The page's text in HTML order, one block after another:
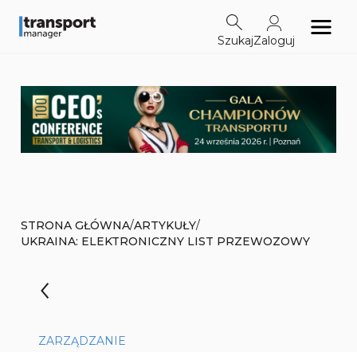
SzukajZaloguj
STRONA GŁÓWNA/ARTYKUŁY/
UKRAINA: ELEKTRONICZNY LIST PRZEWOZOWY
ZARZĄDZANIE